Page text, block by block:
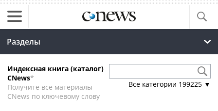
Разделы
Индексная книга (каталог)
CNews*
Получите все материалы
CNews по ключевому слову
Все категории 199225 ▼